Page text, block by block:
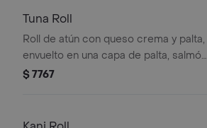
Tuna Roll
Roll de atún con queso crema y palta,
envuelto en una capa de palta, salmón
o mix. Disfruta de 9 bocados frescos
$ 7767